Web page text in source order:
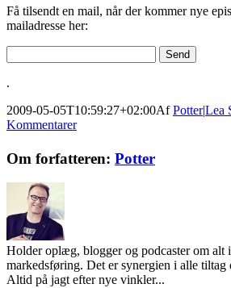
Få tilsendt en mail, når der kommer nye
mailadresse her:
.
2009-05-05T10:59:27+02:00AfPotter|Lea
Kommentarer
Facebook
Twitter
LinkedIn
Email
Om forfatteren: Potter
Holder oplæg, blogger og podcaster om alt
markedsføring. Det er synergien i alle tiltag
Altid på jagt efter nye vinkler...